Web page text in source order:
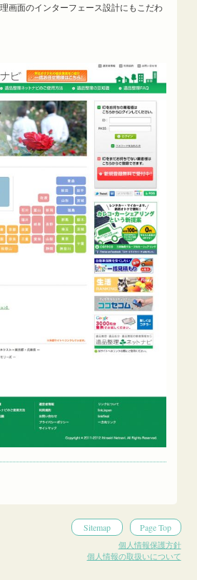
画面のインターフェース設計にもこだわ
Page Top
Sitemap
個人情報保護方針
個人情報の取扱いについて